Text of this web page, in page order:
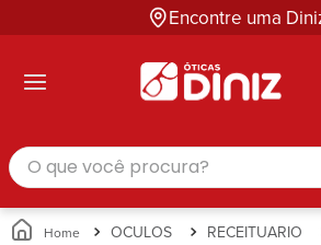
Encontre uma
Masculino
Feminino
Infantil
Unissex
Categorias
Masculino
Feminino
Infantil
Correntes
para
Óculos
Estojos
Busque
Ray-
Categoria
Armações
de Óculos
Óculos
O que você procura?
OCULOS
RECEITUARIO